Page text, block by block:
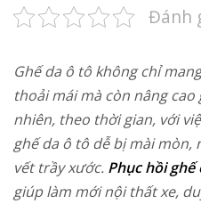
Đánh
Ghế da ô tô không chỉ
thoải mái mà còn nâng cao
nhiên, theo thời gian, với
ghế da ô tô dễ bị mài mòn,
vết trầy xước. Phục hồi ghế
giúp làm mới nội thất xe,